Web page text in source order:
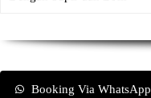
Booking Via WhatsApp